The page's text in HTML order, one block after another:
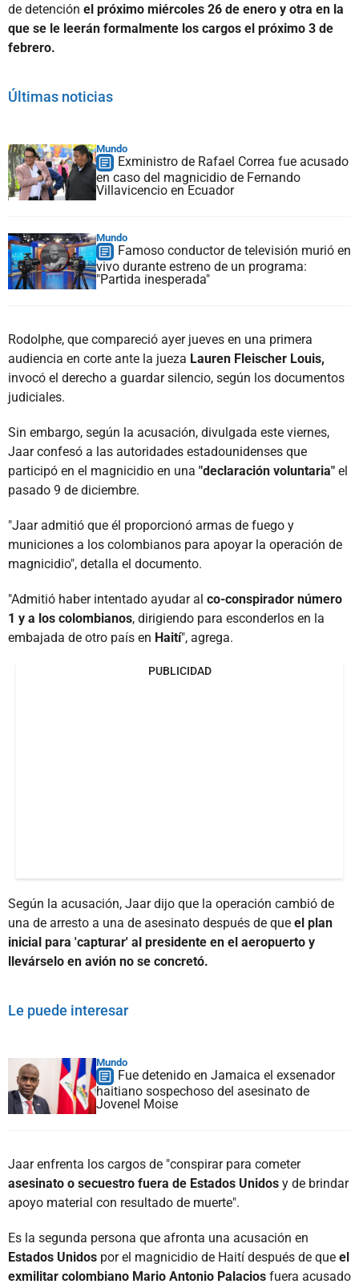
de detención el próximo miércoles 26 de enero y otra en la
que se le leerán formalmente los cargos el próximo 3 de
febrero.
Últimas noticias
Mundo
Exministro de Rafael Correa fue acusado
en caso del magnicidio de Fernando
Villavicencio en Ecuador
Mundo
Famoso conductor de televisión murió en
vivo durante estreno de un programa:
"Partida inesperada"
Rodolphe, que compareció ayer jueves en una primera
audiencia en corte ante la jueza Lauren Fleischer Louis,
invocó el derecho a guardar silencio, según los documentos
judiciales.
Sin embargo, según la acusación, divulgada este viernes,
Jaar confesó a las autoridades estadounidenses que
participó en el magnicidio en una "declaración voluntaria" el
pasado 9 de diciembre.
"Jaar admitió que él proporcionó armas de fuego y
municiones a los colombianos para apoyar la operación de
magnicidio", detalla el documento.
"Admitió haber intentado ayudar al co-conspirador número
1 y a los colombianos, dirigiendo para esconderlos en la
embajada de otro país en Haití", agrega.
PUBLICIDAD
Según la acusación, Jaar dijo que la operación cambió de
una de arresto a una de asesinato después de que el plan
inicial para 'capturar' al presidente en el aeropuerto y
llevárselo en avión no se concretó.
Le puede interesar
Mundo
Fue detenido en Jamaica el exsenador
haitiano sospechoso del asesinato de
Jovenel Moise
Jaar enfrenta los cargos de "conspirar para cometer
asesinato o secuestro fuera de Estados Unidos y de brindar
apoyo material con resultado de muerte".
Es la segunda persona que afronta una acusación en
Estados Unidos por el magnicidio de Haití después de que el
exmilitar colombiano Mario Antonio Palacios fuera acusado